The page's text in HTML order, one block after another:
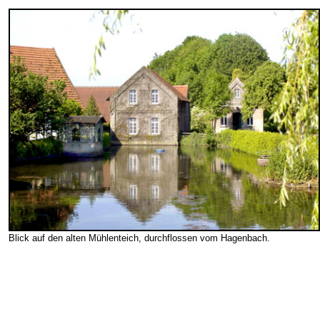
Blick auf den alten Mühlenteich, durchflossen vom Hagenbach.